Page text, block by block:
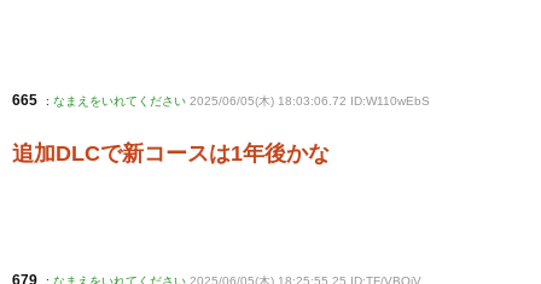
665 : なまえをいれてください 2025/06/05(木) 18:03:06.72 ID:W110wEbS
追加DLCで新コースは1年後かな
679 : なまえをいれてください 2025/06/05(木) 18:25:55.25 ID:TF/VBOiV